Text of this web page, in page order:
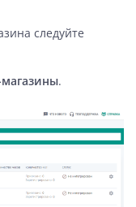
следуйте
.